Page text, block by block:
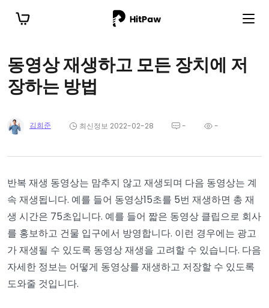
동영상 재생하고 모든 장치에 저
장하는 방법
김희준 최신정보 2022-02-28 - -
반복 재생 동영상는 맘추지 않고 재생되며 다음 동영상는 계
속 재생됩니다. 예를 들어 동영상15초를 5번 재생하면 총 재
생 시간은 75초입니다. 예를 들어 짧은 동영상 클립으로 회사
를 홍보하고 건물 입구에서 방영합니다. 이런 경우에는 광고
가 재생될 수 있도록 동영상 재생을 고려할 수 있습니다. 다음
자세한 정보는 어떻게 동영상를 재생하고 저장할 수 있도록
도와줄 것입니다.